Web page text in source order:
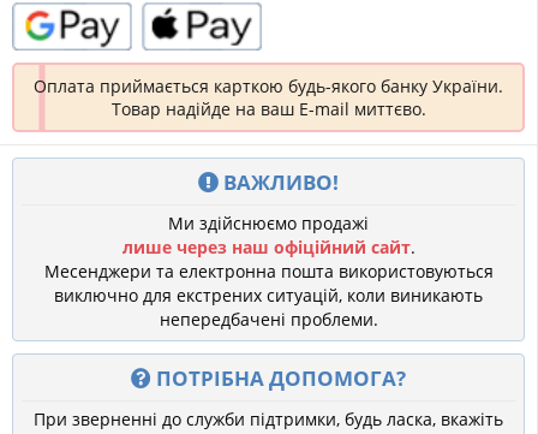
Оплата приймається карткою будь-якого банку України.
Товар надійде на ваш E-mail миттєво.
ВАЖЛИВО!
Ми здійснюємо продажі
лише через наш офіційний сайт.
Месенджери та електронна пошта використовуються
виключно для екстрених ситуацій, коли виникають
непередбачені проблеми.
ПОТРІБНА ДОПОМОГА?
При зверненні до служби підтримки, будь ласка, вкажіть